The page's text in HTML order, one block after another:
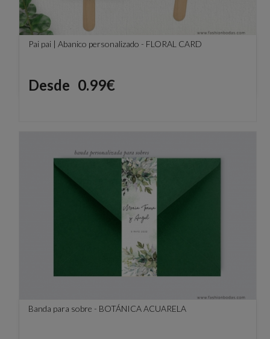
Pai pai | Abanico personalizado - FLORAL CARD
Precio
Desde 0.99€
Banda para sobre - BOTÁNICA ACUARELA